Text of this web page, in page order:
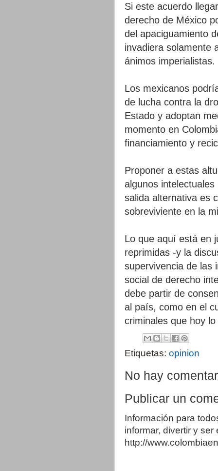
Si este acuerdo
derecho de México
del apaciguamiento
invadiera solamente
ánimos imperialistas.
Los mexicanos
de lucha contra la
Estado y adoptan
momento en
financiamiento y
Proponer a estas
algunos
salida alternativa es
sobreviviente en la
Lo que aquí está en
reprimidas -y la
supervivencia de las
social de derecho
debe partir de
al país, como en el
criminales que hoy
Etiquetas: opinion
No hay
Publicar un
Información para
informar, divertir y
http://